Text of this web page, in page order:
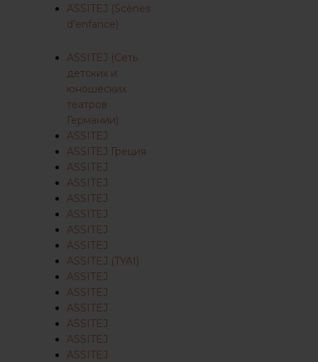
ASSITEJ (Scènes
d’enfance)
ASSITEJ (Сеть
детских и
юношеских
театров
Германии)
ASSITEJ
ASSITEJ Греция
ASSITEJ
ASSITEJ
ASSITEJ
ASSITEJ
ASSITEJ
ASSITEJ
ASSITEJ (TYAI)
ASSITEJ
ASSITEJ
ASSITEJ
ASSITEJ
ASSITEJ
ASSITEJ